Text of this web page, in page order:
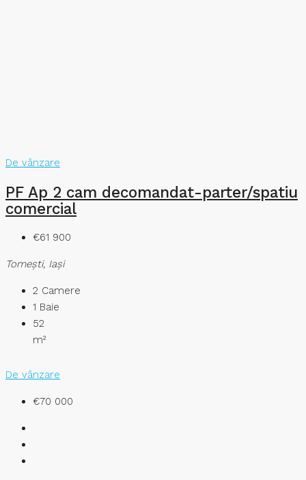
De vânzare
PF Ap 2 cam decomandat-parter/spatiu
comercial
€61 900
Tomeşti, Iași
2 Camere
1 Baie
52
m²
De vânzare
€70 000